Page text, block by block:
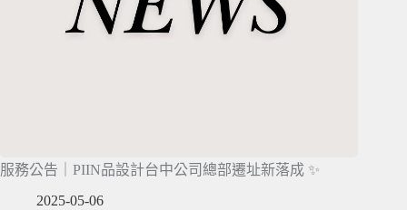
服務公告｜PIIN品設計台中公司總部遷址新落成 ✨
2025-05-06